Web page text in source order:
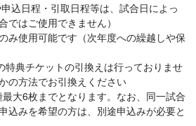
込日程・引取日程等は、試合日によっ
ではご使用できません）
み使用可能です（次年度への繰越しや保
特典チケットの引換えは行っておりませ
方法でお引換えください
大6枚までとなります。なお、同一試合
込みを希望の方は、別途申込みが必要と